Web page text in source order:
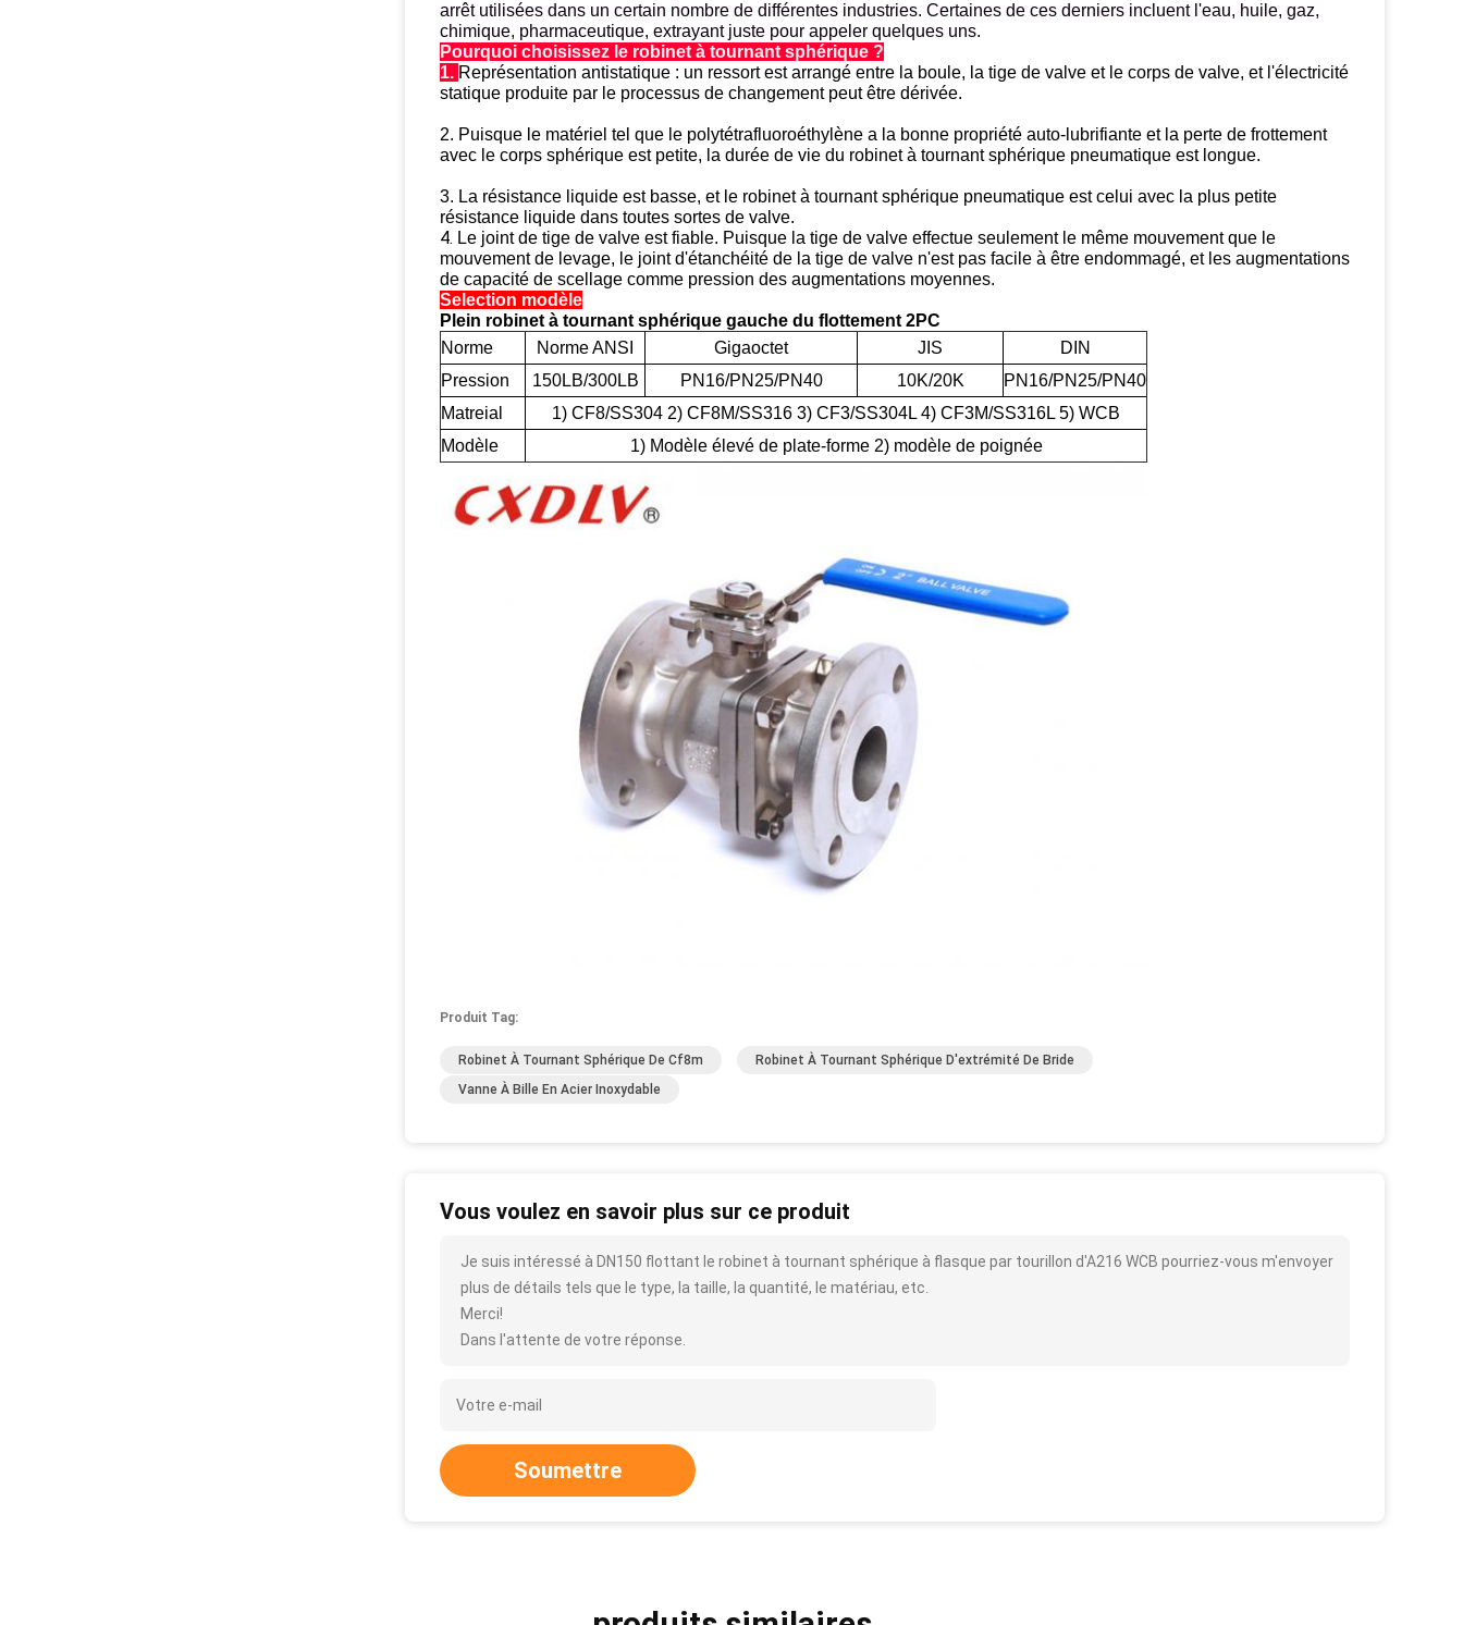
arrêt utilisées dans un certain nombre de différentes industries. Certaines de ces derniers incluent l'eau, huile, gaz,
chimique, pharmaceutique, extrayant juste pour appeler quelques uns.
Pourquoi choisissez le robinet à tournant sphérique ?
1. Représentation antistatique : un ressort est arrangé entre la boule, la tige de valve et le corps de valve, et l'électricité
statique produite par le processus de changement peut être dérivée.
2. Puisque le matériel tel que le polytétrafluoroéthylène a la bonne propriété auto-lubrifiante et la perte de frottement
avec le corps sphérique est petite, la durée de vie du robinet à tournant sphérique pneumatique est longue.
3. La résistance liquide est basse, et le robinet à tournant sphérique pneumatique est celui avec la plus petite
résistance liquide dans toutes sortes de valve.
4. Le joint de tige de valve est fiable. Puisque la tige de valve effectue seulement le même mouvement que le
mouvement de levage, le joint d'étanchéité de la tige de valve n'est pas facile à être endommagé, et les augmentations
de capacité de scellage comme pression des augmentations moyennes.
Selection modèle
Plein robinet à tournant sphérique gauche du flottement 2PC
Norme
Norme ANSI Gigaoctet JIS
DIN
Pression
150LB/300LB PN16/PN25/PN40 10K/20K
PN16/PN25/PN40
Matreial
1) CF8/SS304 2) CF8M/SS316 3) CF3/SS304L 4) CF3M/SS316L 5) WCB
Modèle
1) Modèle élevé de plate-forme 2) modèle de poignée
Produit Tag:
Robinet À Tournant Sphérique De Cf8m
Robinet À Tournant Sphérique D'extrémité De Bride
Vanne À Bille En Acier Inoxydable
Vous voulez en savoir plus sur ce produit
Je suis intéressé à DN150 flottant le robinet à tournant sphérique à flasque par tourillon d'A216 WCB pourriez-vous m'envoyer
plus de détails tels que le type, la taille, la quantité, le matériau, etc.
Merci!
Dans l'attente de votre réponse.
Soumettre